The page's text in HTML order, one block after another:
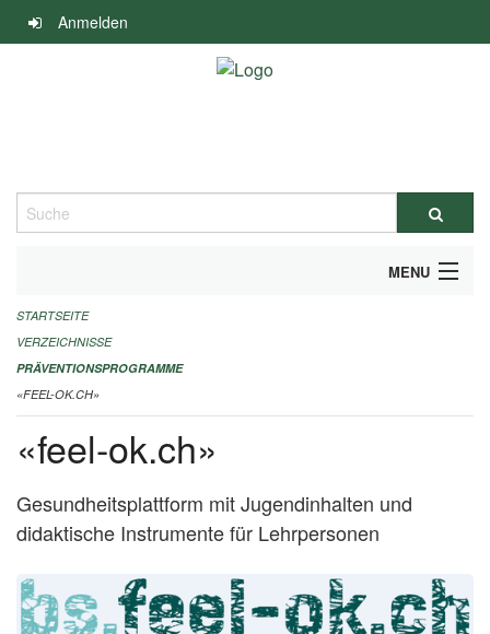
Navigation
überspringen
Anmelden
Suche
MENU
DURCHFÜHRUNG UND FINANZIERUNG
IMPRESSUM
STARTSEITE
VERZEICHNISSE
PRÄVENTIONSPROGRAMME
«FEEL-OK.CH»
«feel-ok.ch»
Gesundheitsplattform mit Jugendinhalten und
didaktische Instrumente für Lehrpersonen